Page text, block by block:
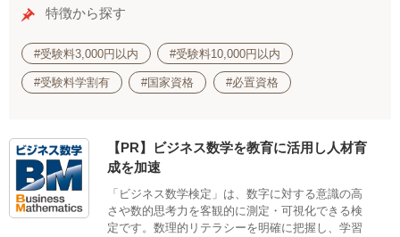
特徴から探す
#受験料3,000円以内 #受験料10,000円以内
#受験料学割有 #国家資格 #必置資格
【PR】ビジネス数学を教育に活用し人材育
成を加速
「ビジネス数学検定」は、数字に対する意識の高
さや数的思考力を客観的に測定・可視化できる検
定です。数理的リテラシーを明確に把握し、学習